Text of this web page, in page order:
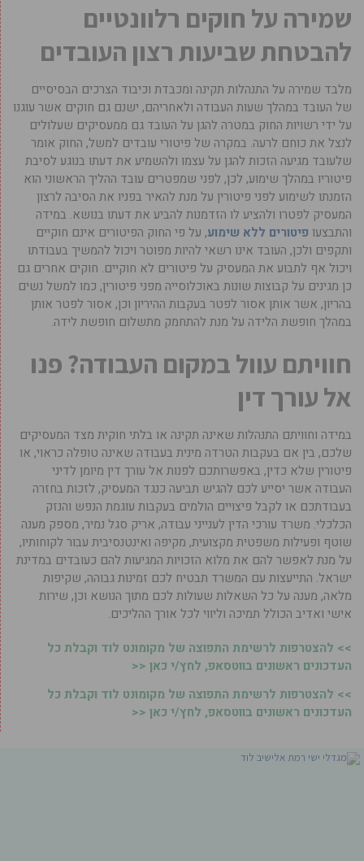
שמירה על חוקים רלוונטיים
להבטחת שביעות רצון העובדים
מלבד שמירה על התנהלות תקינה ומכבדת וכיבוד הצרכים הבסיסיים
של העובד במהלך שעות העבודה ולאחריהם, ישנם גם חוקים אשר עוגנו
על ידי רשויות החוק במטרה להגן על העובד גם ממעסיקים שעלולים
לנצל את כוחם לרעה. במקרה של פיטורי עובדים למשל, החוק אומר
שלעובד מגיעה הזכות להגן על עצמו ולהשמיע את דעתו בנוגע לסיבת
פיטוריו במהלך שימוע, לכן, לפני שמפטרים עובד ההליך הראשוני הוא
הזמנתו לשימוע לפני פיטורין על מנת להאיר בפניו את הסיבה לרצון
המעסיק לפטרו ולהציע לו הזדמנות להביע את דעתו בנושא. במידה
והתבצעו פיטורים ללא שימוע, על פי החוק הפיטורים אינם חוקיים
ותקפים ולכן, העובד אינו רשאי להיות מפוטר ויכול להמשיך בעבודתו
ויכול אף לתבוע את המעסיק על פיטורים לא חוקיים. חוקים אחרים גם
כן מגינים על קבוצות שונות באוכלוסייה מפני פיטורין, כמו למשל נשים
בהריון, אשר אותן אסור לפטר בעקבות ההיריון וכן, אסור לפטר אותן
במהלך חופשת הלידה על מנת להתחמק מתשלום חופשת לידה.
חוויתם עוול במקום העבודה? פנו
אל עורך דין
במידה וחוויתם התנהלות שאינה תקינה או בלתי חוקית מצד המעסיקים
שלכם, בין אם בעקבות הטרדה מינית בעבודה שאינה טופלה כראוי, או
פיטורין שלא כדין, באפשרותכם לפנות אל עורך דין מיומן לדיני
העבודה אשר יסייע לכם להגיש תביעה כנגד המעסיק, לזכות בחזרה
בעבודתכם או לקבל פיצויים הולמים בעקבות עוגמת הנפש והנזק
הכלכלי. משרד עורכי הדין לענייני עבודה, אריק סגל נמיר, מספק מענה
שוטף ופעילות משפטית מקצועית, מקיפה ואינטנסיבית עבור לקוחותיו,
על מנת לאפשר להם את מלוא הזכויות המגיעות להם כעובדים במדינת
ישראל. התייעצות עם המשרד תבטיח לכם זמינות גבוהה, שקיפות
מלאה, מענה על כל השאלות שעולות לכם מתוך הנושא וכן, שירות
אישי ואדיב הכולל תמיכה וליווי לכל אורך ההליכים.
>> להצטרפות לרשימת התפוצה של מקומונט לוד וקבלת כל
העדכונים ראשונים בווטסאפ, לחץ/י כאן <<
>> להצטרפות לרשימת התפוצה של מקומונט לוד וקבלת כל
העדכונים ראשונים בווטסאפ, לחץ/י כאן <<